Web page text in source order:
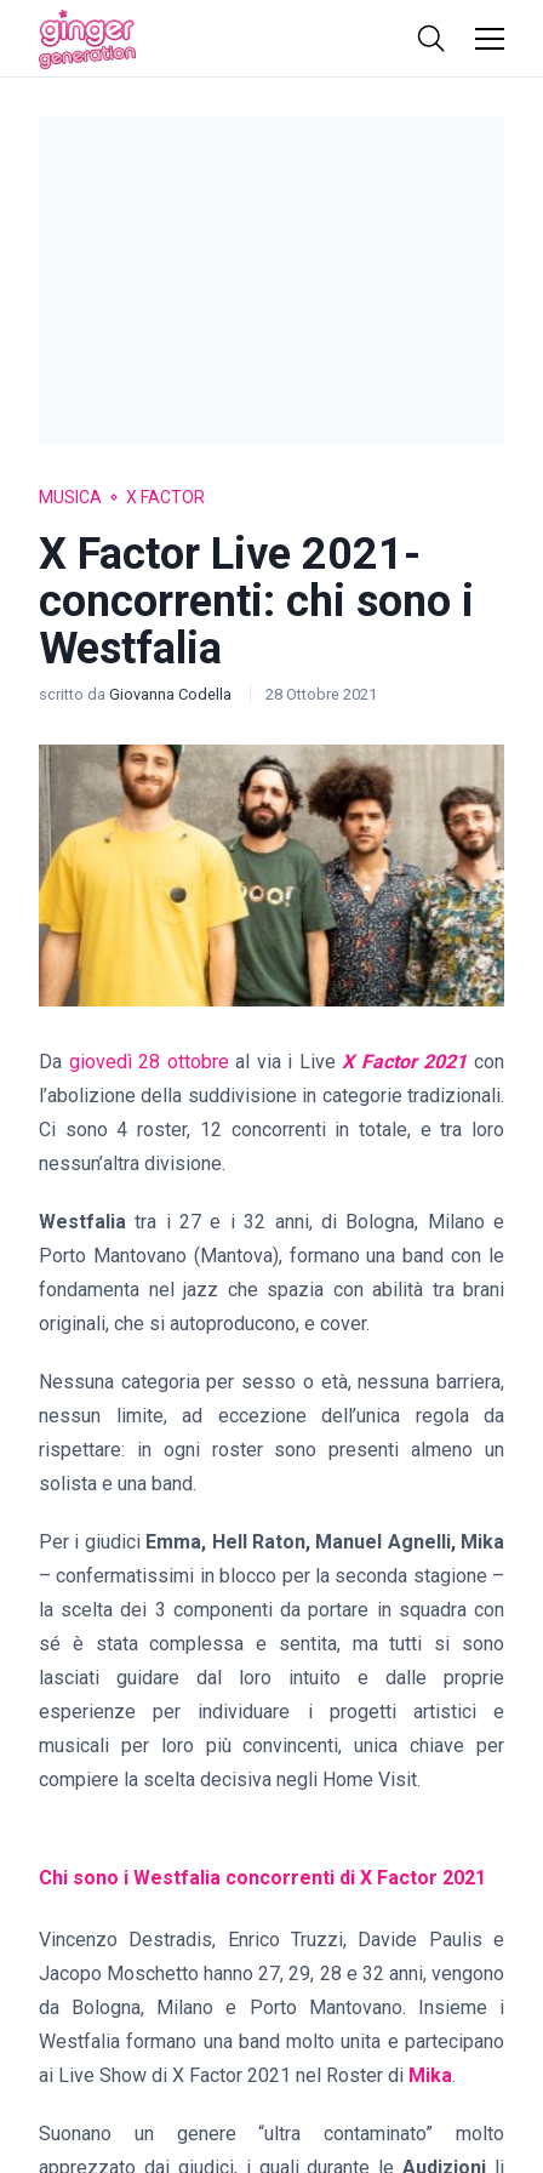
MUSICA X FACTOR
X Factor Live 2021-
concorrenti: chi sono i
Westfalia
scritto da Giovanna Codella 28 Ottobre 2021
Da giovedì 28 ottobreal via i LiveX Factor 2021 con
l’abolizione della suddivisione in categorie tradizionali.
Ci sono 4 roster, 12 concorrenti in totale, e tra loro
nessun’altra divisione.
Westfaliatra i 27 e i 32 anni, di Bologna, Milano e
Porto Mantovano (Mantova), formano una band con le
fondamenta nel jazz che spazia con abilità tra brani
originali, che si autoproducono, e cover.
Nessuna categoria per sesso o età, nessuna barriera,
nessun limite, ad eccezione dell’unica regola da
rispettare: in ogni roster sono presenti almeno un
solista e una band.
Per i giudici Emma, Hell Raton, Manuel Agnelli, Mika
– confermatissimi in blocco per la seconda stagione –
la scelta dei 3 componenti da portare in squadra con
sé è stata complessa e sentita, ma tutti si sono
lasciati guidare dal loro intuito e dalle proprie
esperienze per individuare i progetti artistici e
musicali per loro più convincenti, unica chiave per
compiere la scelta decisiva negli Home Visit.
Chi sono i Westfalia concorrenti di X Factor 2021
Vincenzo Destradis, Enrico Truzzi, Davide Paulis e
Jacopo Moschetto hanno 27, 29, 28 e 32 anni, vengono
da Bologna, Milano e Porto Mantovano. Insieme i
Westfalia formano una band molto unita e partecipano
ai Live Show di X Factor 2021 nel Roster di Mika.
Suonano un genere “ultra contaminato” molto
apprezzato dai giudici, i quali durante leAudizioni li